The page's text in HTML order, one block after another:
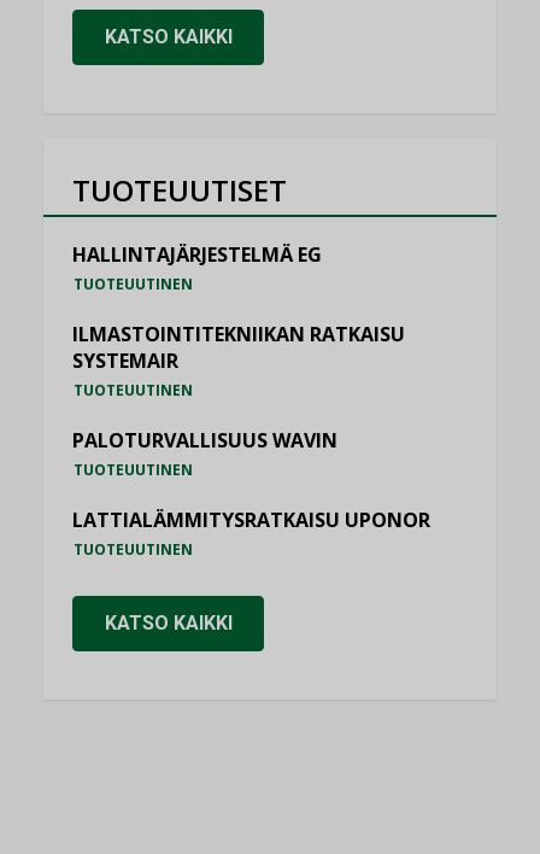
KATSO KAIKKI
TUOTEUUTISET
HALLINTAJÄRJESTELMÄ EG
TUOTEUUTINEN
ILMASTOINTITEKNIIKAN RATKAISU
SYSTEMAIR
TUOTEUUTINEN
PALOTURVALLISUUS WAVIN
TUOTEUUTINEN
LATTIALÄMMITYSRATKAISU UPONOR
TUOTEUUTINEN
KATSO KAIKKI